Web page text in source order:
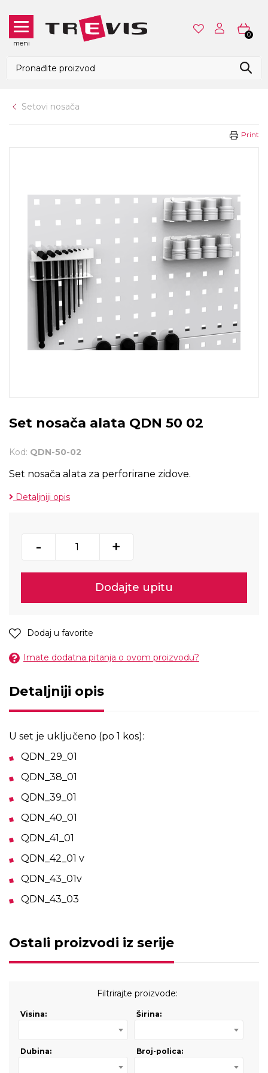
meni
0
Setovi nosača
Print
Set nosača alata QDN 50 02
Kod: QDN-50-02
Set nosača alata za perforirane zidove.
Detaljniji opis
- +
Dodajte upitu
Dodaj u favorite
Imate dodatna pitanja o ovom proizvodu?
Detaljniji opis
U set je uključeno (po 1 kos):
QDN_29_01
QDN_38_01
QDN_39_01
QDN_40_01
QDN_41_01
QDN_42_01 v
QDN_43_01v
QDN_43_03
Ostali proizvodi iz serije
Filtrirajte proizvode:
Visina: Širina:
Dubina: Broj-polica: